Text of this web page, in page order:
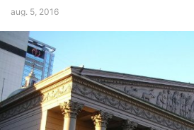
aug. 5, 2016